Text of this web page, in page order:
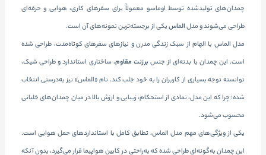
چمدان‌های تولیدشده توسط اوماسو معمولاً برای سفرهای کاری، هوایی و حرفه‌ای
طراحی می‌شوند و مدلالماسیکی از برجسته‌ترین نمونه‌های آن است.
مدل الماس با الهام از سبک زندگی مدرن و نیازهای سفرهای کوتاه‌مدت، طراحی شده
است. این چمدان با بدنه‌ای از جنس برزنت مقاوم، ساختاری استاندارد و طراحی شیک،
توانسته توجه بسیاری از کاربران را به خود جلب کند. نام «الماس» نیز به‌درستی انتخاب
شده؛ چرا که این مدل، نمادی از استحکام، زیبایی و ارزش بالا در میان چمدان‌های خلبانی
محسوب می‌شود.
یکی از ویژگی‌های مهم مدل الماس، تطابق کامل با استانداردهای حمل هوایی است.
این چمدان به‌گونه‌ای طراحی شده که به‌راحتی در کابین هواپیما قرار می‌گیرد، بدون آنکه